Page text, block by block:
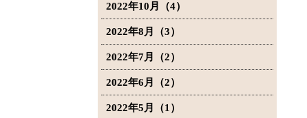
2022年10月（4）
2022年8月（3）
2022年7月（2）
2022年6月（2）
2022年5月（1）